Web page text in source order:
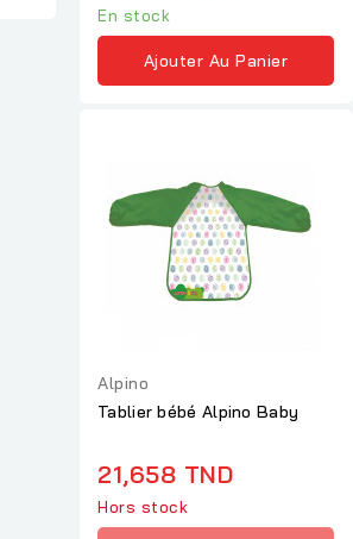
En stock
Ajouter Au Panier
Alpino
Tablier bébé Alpino Baby
21,658 TND
Hors stock